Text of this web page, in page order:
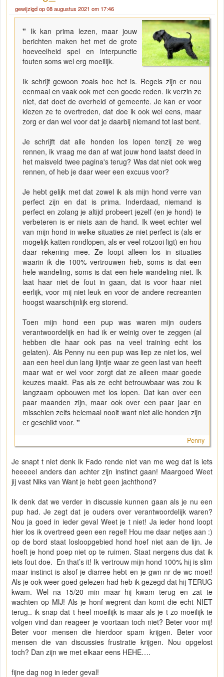
gewijzigd op 08 augustus 2021 om 17:46
" Ik kan prima lezen, maar jouw
berichten maken het met de grote
hoeveelheid spel en interpunctie
fouten soms wel erg moeilijk.
Ik schrijf gewoon zoals hoe het is. Regels zijn er nou
eenmaal en vaak ook met een goede reden. Ik verzin ze
niet, dat doet de overheid of gemeente. Je kan er voor
kiezen ze te overtreden, dat doe ik ook wel eens, maar
zorg er dan wel voor dat je daarbij niemand tot last bent.
Je schrijft dat alle honden los lopen tenzij ze weg
rennen, ik vraag me dan af wat jouw hond laatst deed in
het maisveld twee pagina's terug? Was dat niet ook weg
rennen, of heb je daar weer een excuus voor?
Je hebt gelijk met dat zowel ik als mijn hond verre van
perfect zijn en dat is prima. Inderdaad, niemand is
perfect en zolang je altijd probeert jezelf (en je hond) te
verbeteren is er niets aan de hand. Ik weet echter wel
van mijn hond in welke situaties ze niet perfect is (als er
mogelijk katten rondlopen, als er veel rotzooi ligt) en hou
daar rekening mee. Ze loopt alleen los in situaties
waarin ik die 100% vertrouwen heb, soms is dat een
hele wandeling, soms is dat een hele wandeling niet. Ik
laat haar niet de fout in gaan, dat is voor haar niet
eerlijk, voor mij niet leuk en voor de andere recreanten
hoogst waarschijnlijk erg storend.
Toen mijn hond een pup was waren mijn ouders
verantwoordelijk en had ik er weinig over te zeggen (al
hebben die haar ook pas na veel training echt los
gelaten). Als Penny nu een pup was liep ze niet los, wel
aan een heel dun lang lijntje waar ze geen last van heeft
maar wat er wel voor zorgt dat ze alleen maar goede
keuzes maakt. Pas als ze echt betrouwbaar was zou ik
langzaam opbouwen met los lopen. Dat kan over een
paar maanden zijn, maar ook over een paar jaar en
misschien zelfs helemaal nooit want niet alle honden zijn
er geschikt voor. "
Penny
Je snapt t niet denk ik Fado rende niet van me weg dat is iets
heeeeel anders dan achter zijn instinct gaan! Maargoed Weet
jij vast Niks van Want je hebt geen jachthond?
Ik denk dat we verder in discussie kunnen gaan als je nu een
pup had. Je zegt dat je ouders over verantwoordelijk waren?
Nou ja goed in ieder geval Weet je t niet! Ja ieder hond loopt
hier los ik overtreed geen een regel! Hou me daar netjes aan :)
op de bord staat losloopgebied hond hoef niet aan de lijn. Je
hoeft je hond poep niet op te ruimen. Staat nergens dus dat ik
iets fout doe. En that’s it! Ik vertrouw mijn hond 100% hij is slim
maar instinct is alsof je diarree hebt en je gwn nr de wc moet!
Als je ook weer goed gelezen had heb ik gezegd dat hij TERUG
kwam. Wel na 15/20 min maar hij kwam terug en zat te
wachten op MIJ! Als je honf wegrent dan komt die echt NIET
terug.. ik snap dat t heel moeilijk is maar als je t zo moeilijk te
volgen vind dan reageer je voortaan toch niet? Beter voor mij!
Beter voor mensen die hierdoor spam krijgen. Beter voor
mensen die van discussies frustratie krijgen. Nou opgelost
toch? Dan zijn we met elkaar eens HEHE….
fijne dag nog in ieder geval!